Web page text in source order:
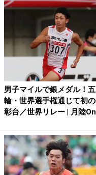
男子マイルで銀メダル！五
輪・世界選手権通じて初
彰台／世界リレー | 月陸